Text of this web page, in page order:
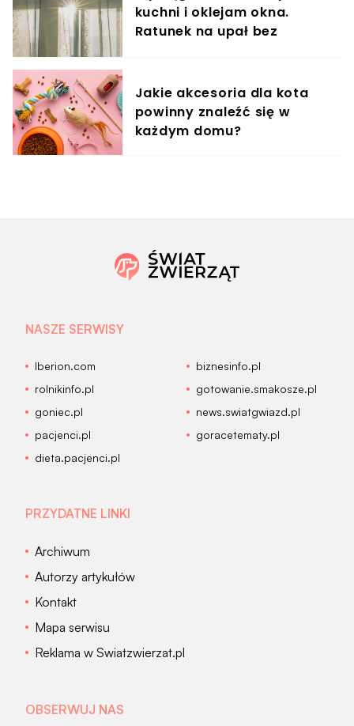
kuchni i oklejam okna.
Ratunek na upał bez
Jakie akcesoria dla kota
powinny znaleźć się w
każdym domu?
NASZE SERWISY
Iberion.com
biznesinfo.pl
rolnikinfo.pl
gotowanie.smakosze.pl
goniec.pl
news.swiatgwiazd.pl
pacjenci.pl
goracetematy.pl
dieta.pacjenci.pl
PRZYDATNE LINKI
Archiwum
Autorzy artykułów
Kontakt
Mapa serwisu
Reklama w Swiatzwierzat.pl
OBSERWUJ NAS